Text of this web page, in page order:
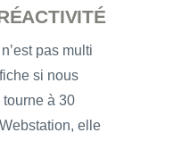
pas multi
si nous
tourne à 30
elle